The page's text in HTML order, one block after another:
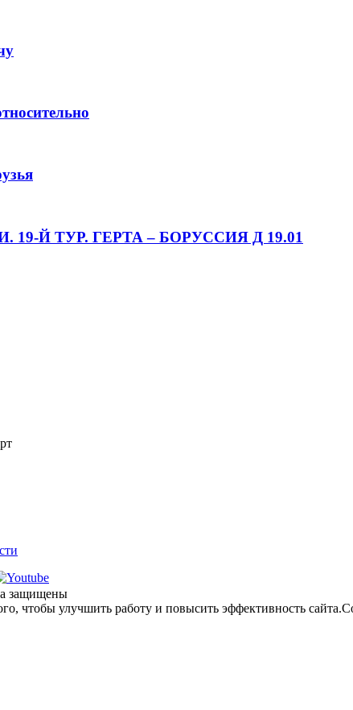
Й ТУР. ГЕРТА – БОРУССИЯ Д 19.01
защищены
чтобы улучшить работу и повысить эффективность сайта.